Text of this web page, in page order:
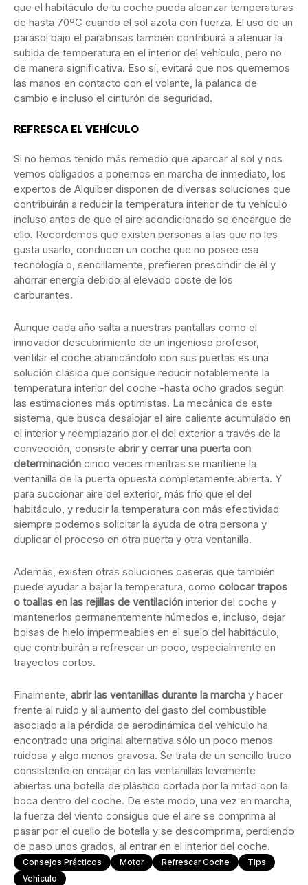
que el habitáculo de tu coche pueda alcanzar temperaturas
de hasta 70ºC cuando el sol azota con fuerza. El uso de un
parasol bajo el parabrisas también contribuirá a atenuar la
subida de temperatura en el interior del vehículo, pero no
de manera significativa. Eso sí, evitará que nos quememos
las manos en contacto con el volante, la palanca de
cambio e incluso el cinturón de seguridad.
REFRESCA EL VEHÍCULO
Si no hemos tenido más remedio que aparcar al sol y nos
vemos obligados a ponernos en marcha de inmediato, los
expertos de Alquiber disponen de diversas soluciones que
contribuirán a reducir la temperatura interior de tu vehículo
incluso antes de que el aire acondicionado se encargue de
ello. Recordemos que existen personas a las que no les
gusta usarlo, conducen un coche que no posee esa
tecnología o, sencillamente, prefieren prescindir de él y
ahorrar energía debido al elevado coste de los
carburantes.
Aunque cada año salta a nuestras pantallas como el
innovador descubrimiento de un ingenioso profesor,
ventilar el coche abanicándolo con sus puertas es una
solución clásica que consigue reducir notablemente la
temperatura interior del coche -hasta ocho grados según
las estimaciones más optimistas. La mecánica de este
sistema, que busca desalojar el aire caliente acumulado en
el interior y reemplazarlo por el del exterior a través de la
convección, consiste abrir y cerrar una puerta con
determinación cinco veces mientras se mantiene la
ventanilla de la puerta opuesta completamente abierta. Y
para succionar aire del exterior, más frío que el del
habitáculo, y reducir la temperatura con más efectividad
siempre podemos solicitar la ayuda de otra persona y
duplicar el proceso en otra puerta y otra ventanilla.
Además, existen otras soluciones caseras que también
puede ayudar a bajar la temperatura, como colocar trapos
o toallas en las rejillas de ventilación interior del coche y
mantenerlos permanentemente húmedos e, incluso, dejar
bolsas de hielo impermeables en el suelo del habitáculo,
que contribuirán a refrescar un poco, especialmente en
trayectos cortos.
Finalmente, abrir las ventanillas durante la marcha y hacer
frente al ruido y al aumento del gasto del combustible
asociado a la pérdida de aerodinámica del vehículo ha
encontrado una original alternativa sólo un poco menos
ruidosa y algo menos gravosa. Se trata de un sencillo truco
consistente en encajar en las ventanillas levemente
abiertas una botella de plástico cortada por la mitad con la
boca dentro del coche. De este modo, una vez en marcha,
la fuerza del viento consigue que el aire se comprima al
pasar por el cuello de botella y se descomprima, perdiendo
de paso unos grados, al entrar en el interior del coche.
Consejos Prácticos Motor Refrescar Coche
Tips
Vehículo